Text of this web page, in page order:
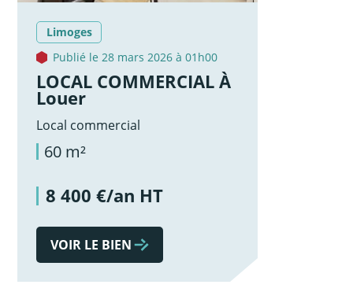
Limoges
Publié le 28 mars 2026 à 01h00
LOCAL COMMERCIAL À
Louer
Local commercial
60 m²
8 400 €/an HT
VOIR LE BIEN